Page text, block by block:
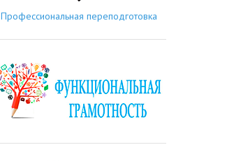
Профессиональная переподготовка